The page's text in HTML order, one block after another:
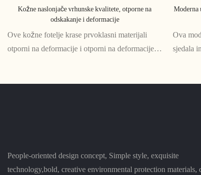
Kožne naslonjače vrhunske kvalitete, otporne na
odskakanje i deformacije
Ove kožne fotelje krase prvoklasni materijali
otporni na deformacije i otporni na deformacije,
Moderna
Ova
sjedala
People-oriented design concept, Simple style, exquisite
technology,bold, creative environmental protection materials,